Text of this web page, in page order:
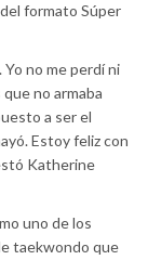
formato Súper
Yo no me perdí ni
no armaba
a ser el
Estoy feliz con
Katherine
uno de los
taekwondo que